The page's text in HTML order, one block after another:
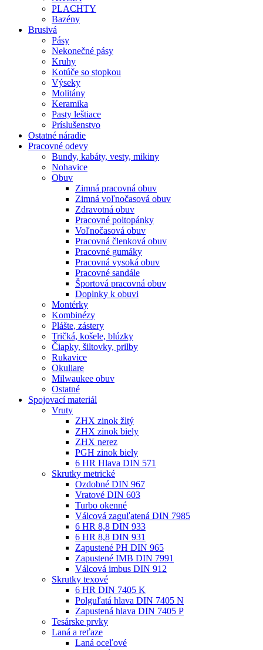
PLACHTY
Bazény
Brusivá
Pásy
Nekonečné pásy
Kruhy
Kotúče so stopkou
Výseky
Molitány
Keramika
Pasty leštiace
Príslušenstvo
Ostatné náradie
Pracovné odevy
Bundy, kabáty, vesty, mikiny
Nohavice
Obuv
Zimná pracovná obuv
Zimná voľnočasová obuv
Zdravotná obuv
Pracovné poltopánky
Voľnočasová obuv
Pracovná členková obuv
Pracovné gumáky
Pracovná vysoká obuv
Pracovné sandále
Športová pracovná obuv
Doplnky k obuvi
Montérky
Kombinézy
Plášte, zástery
Tričká, košele, blúzky
Čiapky, šiltovky, prilby
Rukavice
Okuliare
Milwaukee obuv
Ostatné
Spojovacímateriál
Vruty
ZHX zinok žltý
ZHX zinok biely
ZHX nerez
PGH zinok biely
6 HR Hlava DIN 571
Skrutky metrické
Ozdobné DIN 967
Vratové DIN 603
Turbo okenné
Válcová zaguľatená DIN 7985
6 HR 8,8 DIN 933
6 HR 8,8 DIN 931
Zapustené PH DIN 965
Zapustené IMB DIN 7991
Válcová imbus DIN 912
Skrutky texové
6 HR DIN 7405 K
Polguľatá hlava DIN 7405 N
Zapustená hlava DIN 7405 P
Tesárske prvky
Laná a reťaze
Laná oceľové